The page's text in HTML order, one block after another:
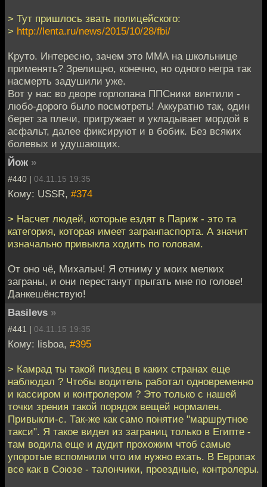
> Тут пришлось звать полицейского:
> http://lenta.ru/news/2015/10/28/fbi/
Круто. Интересно, зачем это ММА на школьнице
применять? Зрелищно, конечно, но одного негра так
насмерть задушили уже.
Вот у нас во дворе горлопана ППСники винтили -
любо-дорого было посмотреть! Аккуратно так, один
берет за плечи, пригружает и укладывает мордой в
асфальт, далее фиксируют и в бобик. Без всяких
болевых и удушающих.
Йож »
#440 | 04.11.15 19:35
Кому: USSR, #374
> Насчет людей, которые ездят в Париж - это та
категория, которая имеет загранпаспорта. А значит
изначально привыкла ходить по головам.
От оно чё, Михалыч! Я отниму у моих мелких
заграны, и они перестанут прыгать мне по голове!
Данкешёнствую!
Basilevs »
#441 | 04.11.15 19:35
Кому: lisboa, #395
> Камрад ты такой пиздец в каких странах еще
наблюдал ? Чтобы водитель работал одновременно
и кассиром и контролером ? Это только с нашей
точки зрения такой порядок вещей нормален.
Привыкли-с. Так-же как само понятие "маршрутное
такси". Я такое видел из заграниц только в Египте -
там водила еще и дудит прохожим чтоб самые
упоротые вспомнили что им нужно ехать. В Европах
все как в Союзе - талончики, проездные, контролеры.